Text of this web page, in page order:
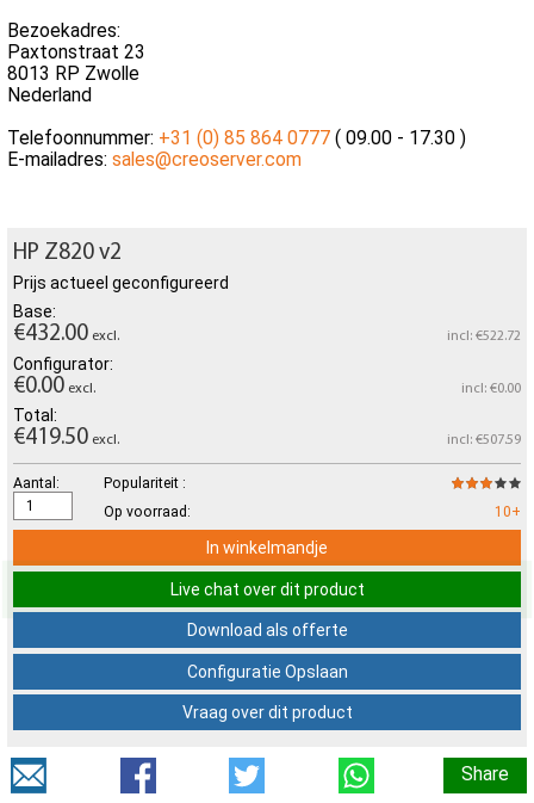
Bezoekadres:
Paxtonstraat 23
8013 RP Zwolle
Nederland
Telefoonnummer: +31 (0) 85 864 0777 ( 09.00 - 17.30 )
E-mailadres: sales@creoserver.com
HP Z820 v2
Prijs actueel geconfigureerd
Base:
€432.00 excl. incl: €522.72
Configurator:
€0.00 excl. incl: €0.00
Total:
€419.50 excl. incl: €507.59
Aantal:
Populariteit :
Op voorraad:
10+
In winkelmandje
Live chat over dit product
Download als offerte
Configuratie Opslaan
Vraag over dit product
Share